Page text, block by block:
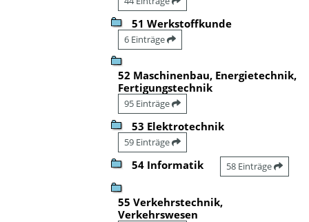
51 Werkstoffkunde
6 Einträge
52 Maschinenbau, Energietechnik,
Fertigungstechnik
95 Einträge
53 Elektrotechnik
59 Einträge
54 Informatik 58 Einträge
55 Verkehrstechnik,
Verkehrswesen